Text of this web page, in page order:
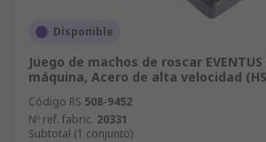
Disponible
Juego de machos de roscar
máquina, Acero de alta velocidad
Código RS 508-9452
Nº ref. fabric. 20331
Subtotal (1 conjunto)